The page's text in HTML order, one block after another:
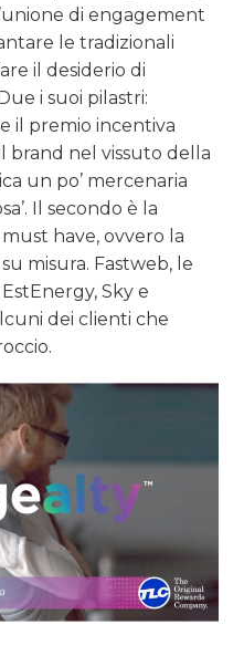
di engagement
le tradizionali
il desiderio di
i suoi pilastri:
il premio incentiva
brand nel vissuto della
un po’ mercenaria
Il secondo è la
have, ovvero la
misura. Fastweb, le
Sky e
dei clienti che